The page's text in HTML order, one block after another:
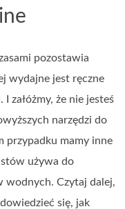
pozostawia
wydajne jest ręczne
załóżmy, że nie jesteś
narzędzi do
przypadku mamy inne
używa do
wodnych. Czytaj dalej,
się, jak